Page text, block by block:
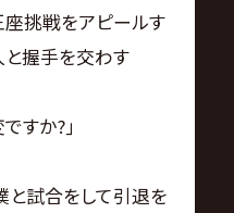
座挑戦をアピールす
握手を交わす
すか?｣
試合をして引退を